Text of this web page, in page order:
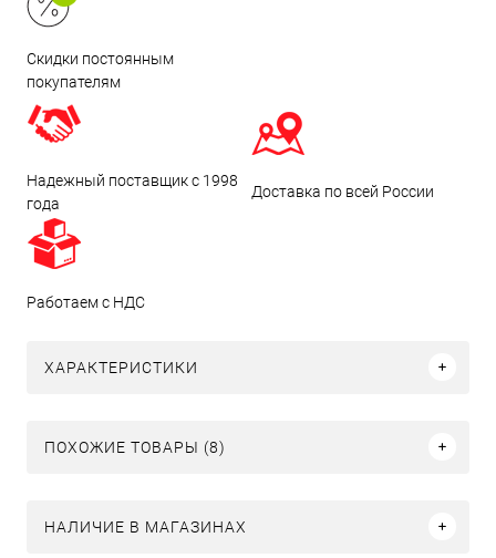
Скидки постоянным
покупателям
Надежный поставщик с 1998
года
Доставка по всей России
Работаем с НДС
ХАРАКТЕРИСТИКИ
ПОХОЖИЕ ТОВАРЫ (8)
НАЛИЧИЕ В МАГАЗИНАХ